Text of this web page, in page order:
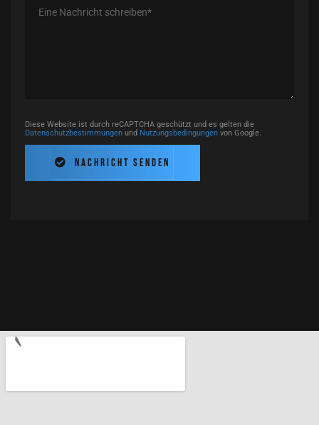
Diese Website ist durch reCAPTCHA geschützt und es gelten die
Datenschutzbestimmungen und Nutzungsbedingungen von Google.
Nachricht senden